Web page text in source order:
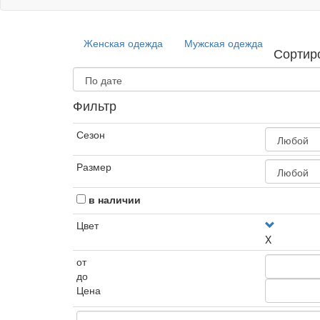
Женская одежда Мужская одежда
Фильтр
Сезон
Размер
в наличии
Цвет
X
от
до
Цена